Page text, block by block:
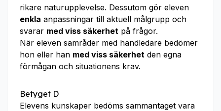
rikare naturupplevelse. Dessutom gör eleven
enkla anpassningar till aktuell målgrupp och
svarar med viss säkerhet på frågor.
När eleven samråder med handledare bedömer
hon eller han med viss säkerhet den egna
förmågan och situationens krav.
Betyget D
Elevens kunskaper bedöms sammantaget vara